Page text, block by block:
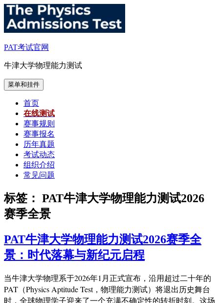
跳
至
内
PAT考试官网
牛津大学物理能力测试
菜单和挂件
首页
在线测试
赛事规则
赛事报名
历年真题
考试动态
组织介绍
常见问题
标签： PAT牛津大学物理能力测试2026
赛季全景
PAT牛津大学物理能力测试2026赛季全
景：时代落幕与新纪元启程
当牛津大学物理系于2026年1月正式宣布，沿用超过二十年的
PAT（Physics Aptitude Test，物理能力测试）将退出历史舞台
时，全球物理学子迎来了一个充满不确定性的转折时刻。这场